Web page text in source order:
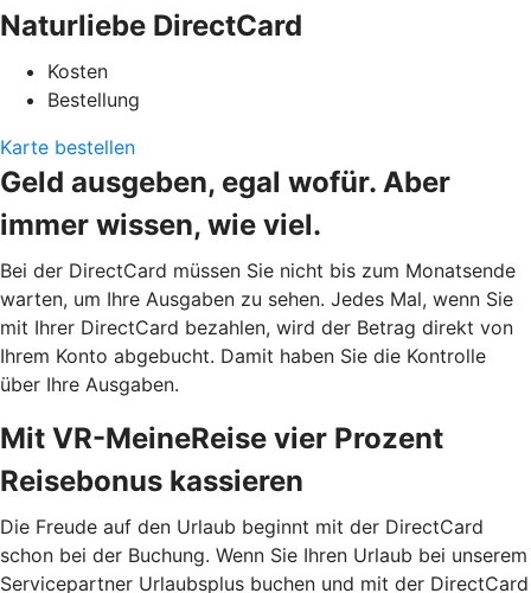
Naturliebe DirectCard
Kosten
Bestellung
Karte bestellen
Geld ausgeben, egal wofür. Aber
immer wissen, wie viel.
Bei der DirectCard müssen Sie nicht bis zum Monatsende
warten, um Ihre Ausgaben zu sehen. Jedes Mal, wenn Sie
mit Ihrer DirectCard bezahlen, wird der Betrag direkt von
Ihrem Konto abgebucht. Damit haben Sie die Kontrolle
über Ihre Ausgaben.
Mit VR-MeineReise vier Prozent
Reisebonus kassieren
Die Freude auf den Urlaub beginnt mit der DirectCard
schon bei der Buchung. Wenn Sie Ihren Urlaub bei unserem
Servicepartner Urlaubsplus buchen und mit der DirectCard